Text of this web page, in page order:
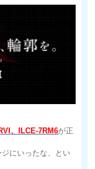
、ILCE-7RM6が正
にいったな、とい